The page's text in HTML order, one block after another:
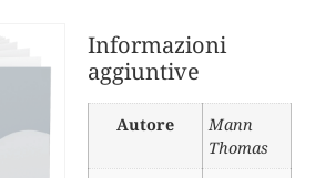
Informazioni
aggiuntive
Autore
Mann
Thomas